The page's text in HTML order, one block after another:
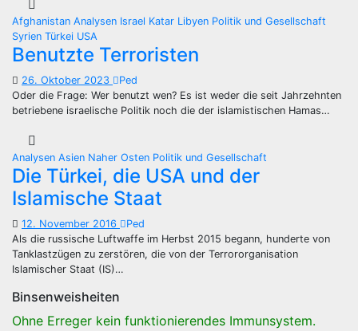
Afghanistan Analysen Israel Katar Libyen Politik und Gesellschaft
Syrien Türkei USA
Benutzte Terroristen
26. Oktober 2023
Ped
Oder die Frage: Wer benutzt wen? Es ist weder die seit Jahrzehnten
betriebene israelische Politik noch die der islamistischen Hamas…
Analysen Asien Naher Osten Politik und Gesellschaft
Die Türkei, die USA und der
Islamische Staat
12. November 2016
Ped
Als die russische Luftwaffe im Herbst 2015 begann, hunderte von
Tanklastzügen zu zerstören, die von der Terrororganisation
Islamischer Staat (IS)…
Binsenweisheiten
Ohne Erreger kein funktionierendes Immunsystem.